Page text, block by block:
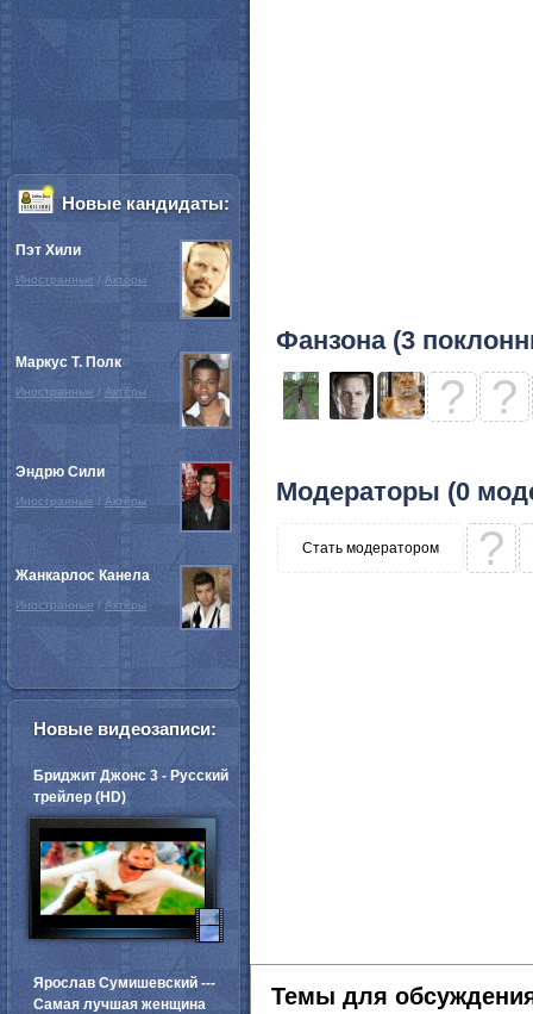
Фанзона (3
? ?
Модераторы (0
Стать модератором ?
Темы для
Новые кандидаты:
Пэт Хили
Иностранные / Актёры
Маркус Т. Полк
Иностранные / Актёры
Эндрю Сили
Иностранные / Актёры
Жанкарлос Канела
Иностранные / Актёры
Новые видеозаписи:
Бриджит Джонс 3 - Русский
трейлер (HD)
Ярослав Сумишевский ---
Самая лучшая женщина